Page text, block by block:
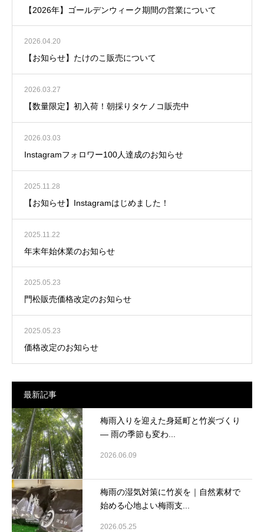
【2026年】ゴールデンウィーク期間の営業について
2026.04.20
【お知らせ】たけのこ販売について
2026.03.27
【数量限定】初入荷！朝採りタケノコ販売中
2026.03.03
Instagramフォロワー100人達成のお知らせ
2025.11.28
【お知らせ】Instagramはじめました！
2025.11.22
年末年始休業のお知らせ
2025.05.23
門松販売価格改定のお知らせ
2025.05.23
価格改定のお知らせ
最新記事
梅雨入りを迎えた身延町と竹炭づくり
― 雨の季節も変わ...
2026.06.09
梅雨の湿気対策に竹炭を｜自然素材で
始める心地よい梅雨支...
2026.05.25